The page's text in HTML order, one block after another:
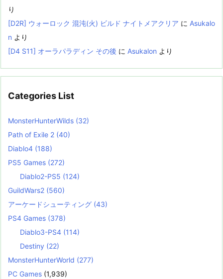
り
[D2R] ウォーロック 混沌(火) ビルド ナイトメアクリア に Asukalo
n より
[D4 S11] オーラパラディン その後 に Asukalon より
Categories List
MonsterHunterWilds (32)
Path of Exile 2 (40)
Diablo4 (188)
PS5 Games (272)
Diablo2-PS5 (124)
GuildWars2 (560)
アーケードシューティング (43)
PS4 Games (378)
Diablo3-PS4 (114)
Destiny (22)
MonsterHunterWorld (277)
PC Games (1,939)